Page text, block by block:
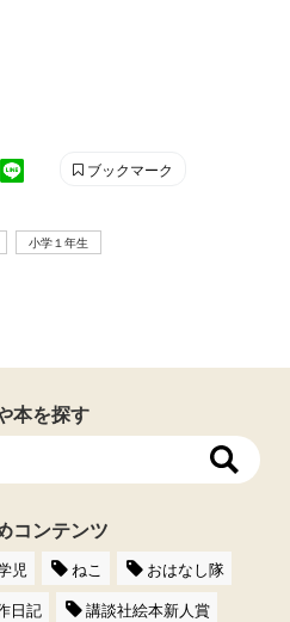
ブックマーク
小学１年生
本を探す
コンテンツ
児 ねこ
おはなし隊
日記 講談社絵本新人賞